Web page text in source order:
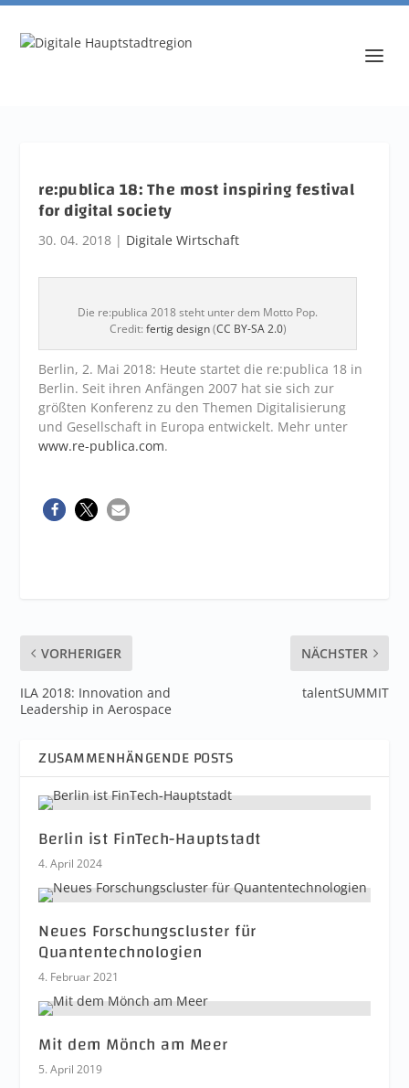
re:publica 18: The most inspiring festival
for digital society
30. 04. 2018 | Digitale Wirtschaft
Die re:publica 2018 steht unter dem Motto Pop.
Credit: fertig design(CC BY-SA 2.0)
Berlin, 2. Mai 2018: Heute startet die re:publica 18 in
Berlin. Seit ihren Anfängen 2007 hat sie sich zur
größten Konferenz zu den Themen Digitalisierung
und Gesellschaft in Europa entwickelt. Mehr unter
www.re-publica.com.
VORHERIGER
ILA 2018: Innovation and
Leadership in Aerospace
NÄCHSTER
talentSUMMIT
ZUSAMMENHÄNGENDE POSTS
Berlin ist FinTech-Hauptstadt
4. April 2024
Neues Forschungscluster für
Quantentechnologien
4. Februar 2021
Mit dem Mönch am Meer
5. April 2019